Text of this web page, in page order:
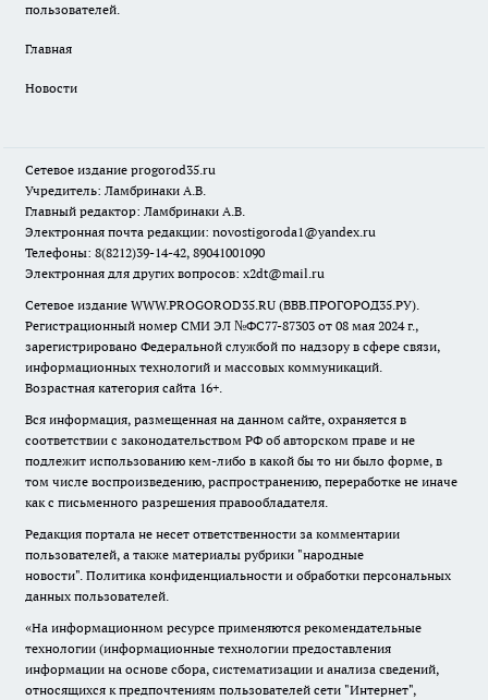
пользователей.
Главная
Новости
Сетевое издание progorod35.ru
Учредитель: Ламбринаки А.В.
Главный редактор: Ламбринаки А.В.
Электронная почта редакции: novostigoroda1@yandex.ru
Телефоны: 8(8212)39-14-42, 89041001090
Электронная для других вопросов: x2dt@mail.ru
Сетевое издание WWW.PROGOROD35.RU (ВВВ.ПРОГОРОД35.РУ).
Регистрационный номер СМИ ЭЛ №ФС77-87303 от 08 мая 2024 г.,
зарегистрировано Федеральной службой по надзору в сфере связи,
информационных технологий и массовых коммуникаций.
Возрастная категория сайта 16+.
Вся информация, размещенная на данном сайте, охраняется в
соответствии с законодательством РФ об авторском праве и не
подлежит использованию кем-либо в какой бы то ни было форме, в
том числе воспроизведению, распространению, переработке не иначе
как с письменного разрешения правообладателя.
Редакция портала не несет ответственности за комментарии
пользователей, а также материалы рубрики "народные
новости". Политика конфиденциальности и обработки персональных
данных пользователей.
«На информационном ресурсе применяются рекомендательные
технологии (информационные технологии предоставления
информации на основе сбора, систематизации и анализа сведений,
относящихся к предпочтениям пользователей сети "Интернет",